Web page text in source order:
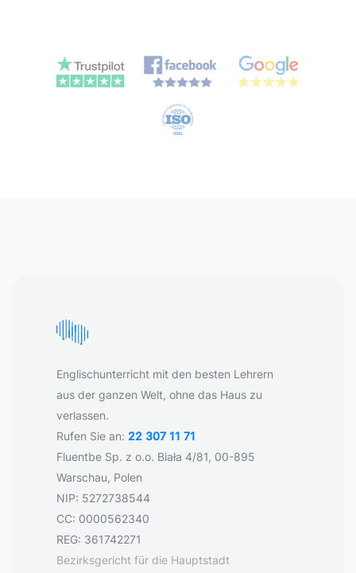
Englischunterricht mit den besten Lehrern
aus der ganzen Welt, ohne das Haus zu
verlassen.
Rufen Sie an: 22 307 11 71
Fluentbe Sp. z o.o. Biała 4/81, 00-895
Warschau, Polen
NIP: 5272738544
CC: 0000562340
REG: 361742271
Bezirksgericht für die Hauptstadt